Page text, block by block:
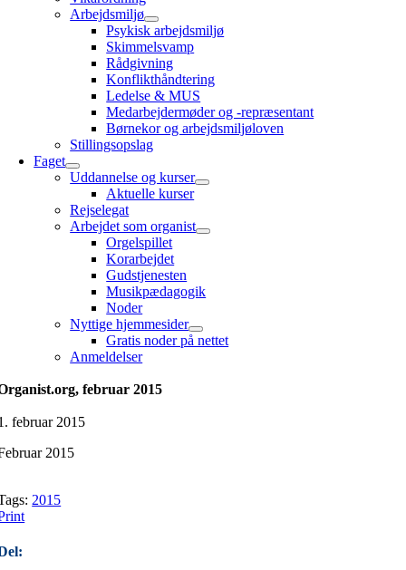
Arbejdsmiljø
Psykisk arbejdsmiljø
Skimmelsvamp
Rådgivning
Konflikthåndtering
Ledelse & MUS
Medarbejdermøder og -repræsentant
Børnekor og arbejdsmiljøloven
Stillingsopslag
Faget
Uddannelse og kurser
Aktuelle kurser
Rejselegat
Arbejdet som organist
Orgelspillet
Korarbejdet
Gudstjenesten
Musikpædagogik
Noder
Nyttige hjemmesider
Gratis noder på nettet
Anmeldelser
februar 2015
februar 2015
2015
2015